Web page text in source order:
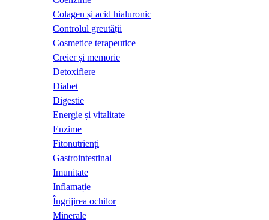
Colagen și acid hialuronic
Controlul greutății
Cosmetice terapeutice
Creier și memorie
Detoxifiere
Diabet
Digestie
Energie și vitalitate
Enzime
Fitonutrienți
Gastrointestinal
Imunitate
Inflamație
Îngrijirea ochilor
Minerale